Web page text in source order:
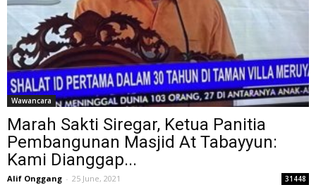
Wawancara
Marah Sakti Siregar, Ketua Panitia
Pembangunan Masjid At Tabayyun:
Kami Dianggap...
Alif Onggang - 25 June, 2021 31448